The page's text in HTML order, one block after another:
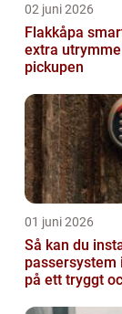
02 juni 2026
Flakkåpa smart skydd och
extra
pickupen
01 juni 2026
Så kan du
passersystem
på ett tryggt